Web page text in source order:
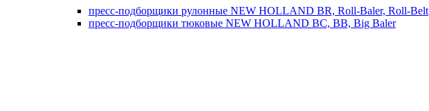
пресс-подборщики рулонные NEW HOLLAND BR, Roll-Baler, Roll-Belt
пресс-подборщики тюковые NEW HOLLAND BC, BB, Big Baler